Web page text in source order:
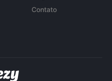
Contato